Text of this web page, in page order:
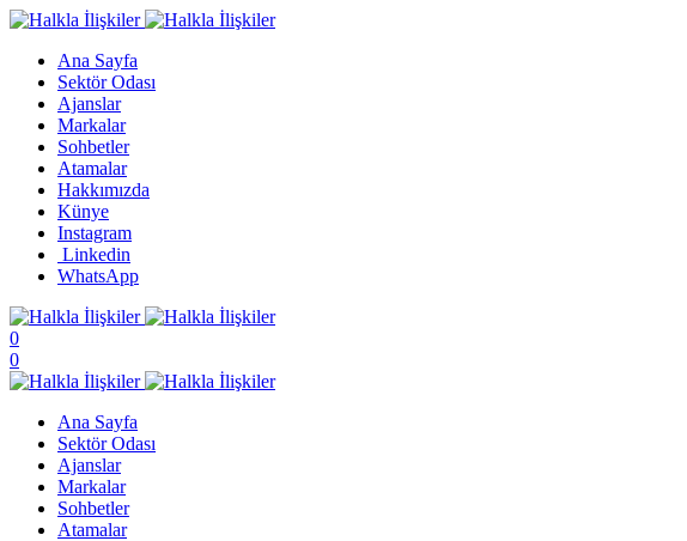
Ana Sayfa
Sektör Odası
Ajanslar
Markalar
Sohbetler
Atamalar
Hakkımızda
Künye
Instagram
Linkedin
WhatsApp
0
0
Ana Sayfa
Sektör Odası
Ajanslar
Markalar
Sohbetler
Atamalar